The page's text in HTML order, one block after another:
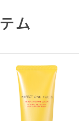
ム